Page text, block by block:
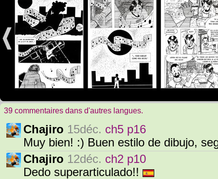
39 commentaires dans d'autres langues.
Chajiro 15déc. ch5 p16
Muy bien! :) Buen estilo de dibujo,
Chajiro 12déc. ch2 p10
Dedo superarticulado!!